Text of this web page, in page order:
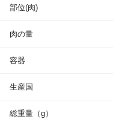
部位(肉)
肉の量
容器
生産国
総重量（g）